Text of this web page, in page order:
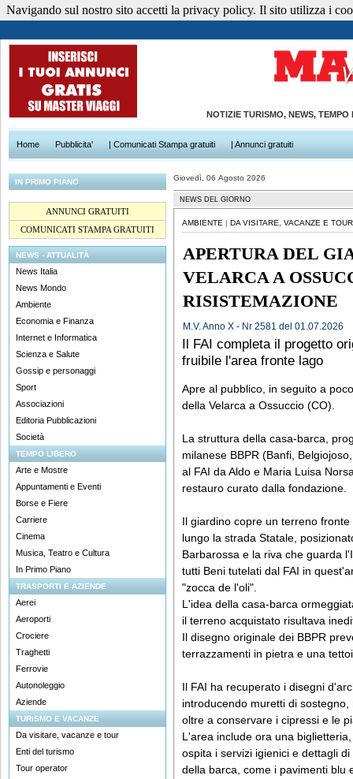
NOTIZIE TURISMO, NEWS,
Home Pubblicita' | Comunicati Stampa gratuiti | Annunci gratuiti
IN PRIMO PIANO
ANNUNCI GRATUITI
COMUNICATI STAMPA GRATUITI
NEWS - ATTUALITÀ
News Italia
News Mondo
Ambiente
Economia e Finanza
Internet e Informatica
Scienza e Salute
Gossip e personaggi
Sport
Associazioni
Editoria Pubblicazioni
Società
TEMPO LIBERO
Arte e Mostre
Appuntamenti e Eventi
Borse e Fiere
Carriere
Cinema
Musica, Teatro e Cultura
In Primo Piano
TRASPORTI E AZIENDE
Aerei
Aeroporti
Crociere
Traghetti
Ferrovie
Autonoleggio
Aziende
TURISMO E VACANZE
Da visitare, vacanze e tour
Enti del turismo
Tour operator
Giovedì, 06 Agosto 2026
NEWS DEL GIORNO
AMBIENTE | DA VISITARE, VACANZE E TOUR
APERTURA DEL
VELARCA A
RISISTEMAZIONE
M.V. Anno X - Nr 2581 del 01.07.2026
Il FAI completa il progetto
fruibile l'area fronte lago
Apre al pubblico, in seguito a
della Velarca a Ossuccio (CO).
La struttura della casa-barca,
milanese BBPR (Banfi,
al FAI da Aldo e Maria Luisa
restauro curato dalla fondazione.
Il giardino copre un terreno
lungo la strada Statale,
Barbarossa e la riva che guarda
tutti Beni tutelati dal FAI in
"zocca de l'oli".
L'idea della casa-barca
il terreno acquistato risultava
Il disegno originale dei BBPR
terrazzamenti in pietra e una
Il FAI ha recuperato i disegni
introducendo muretti di
oltre a conservare i cipressi e le
L'area include ora una
ospita i servizi igienici e dettagli
della barca, come i pavimenti blu
Navigando sul nostro sito accetti la privacy policy. Il sito utilizza i